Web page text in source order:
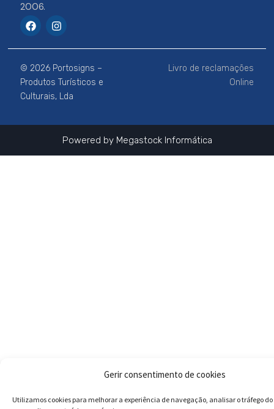
Gerir consentimento de cookies
Utilizamos cookies para melhorar a experiência de navegação, analisar o tráfego do
2006.
F
a
e
b
o
o
k
I
n
t
a
g
r
a
m
© 2026 Portosigns –
Produtos Turísticos e
Culturais, Lda
Livro de reclamações
Online
Powered by Megastock Informática